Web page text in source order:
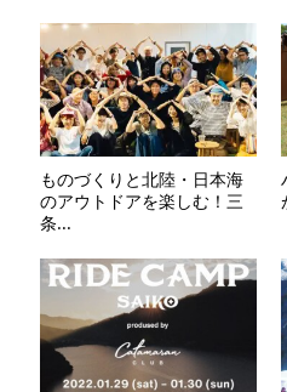
ものづくりと北陸・日本海
のアウトドアを楽しむ！三
条...